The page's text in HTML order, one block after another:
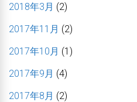
2018年3月 (2)
2017年11月 (2)
2017年10月 (1)
2017年9月 (4)
2017年8月 (2)